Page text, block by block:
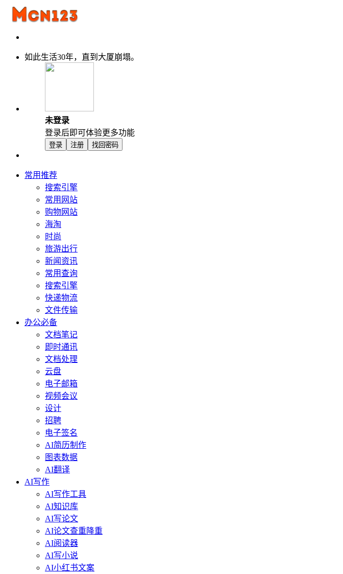
如此生活30年，直到大厦崩塌。
未登录
登录后即可体验更多功能
登录 注册 找回密码
常用推荐
搜索引擎
常用网站
购物网站
海淘
时尚
旅游出行
新闻资讯
常用查询
搜索引擎
快递物流
文件传输
办公必备
文档笔记
即时通讯
文档处理
云盘
电子邮箱
视频会议
设计
招聘
电子签名
AI简历制作
图表数据
AI翻译
AI写作
AI写作工具
AI知识库
AI写论文
AI论文查重降重
AI阅读器
AI写小说
AI小红书文案